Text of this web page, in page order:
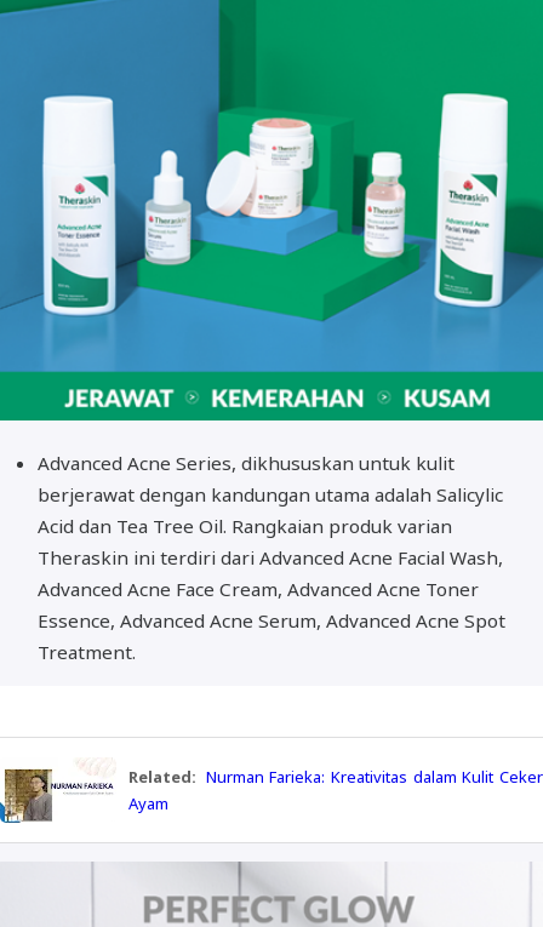
Advanced Acne Series, dikhususkan untuk kulit
berjerawat dengan kandungan utama adalah Salicylic
Acid dan Tea Tree Oil. Rangkaian produk varian
Theraskin ini terdiri dari Advanced Acne Facial Wash,
Advanced Acne Face Cream, Advanced Acne Toner
Essence, Advanced Acne Serum, Advanced Acne Spot
Treatment.
Related: Nurman Farieka: Kreativitas dalam Kulit Ceker
Ayam